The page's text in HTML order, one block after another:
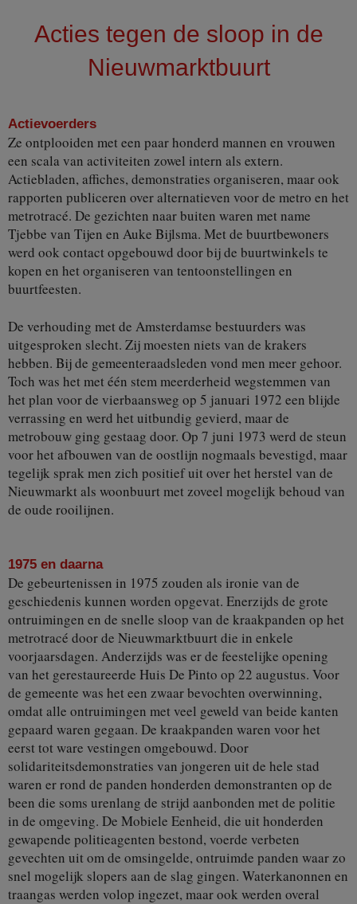
Acties tegen de sloop in de
Nieuwmarktbuurt
Actievoerders
Ze ontplooiden met een paar honderd mannen en vrouwen
een scala van activiteiten zowel intern als extern.
Actiebladen, affiches, demonstraties organiseren, maar ook
rapporten publiceren over alternatieven voor de metro en het
metrotracé. De gezichten naar buiten waren met name
Tjebbe van Tijen en Auke Bijlsma. Met de buurtbewoners
werd ook contact opgebouwd door bij de buurtwinkels te
kopen en het organiseren van tentoonstellingen en
buurtfeesten.
De verhouding met de Amsterdamse bestuurders was
uitgesproken slecht. Zij moesten niets van de krakers
hebben. Bij de gemeenteraadsleden vond men meer gehoor.
Toch was het met één stem meerderheid wegstemmen van
het plan voor de vierbaansweg op 5 januari 1972 een blijde
verrassing en werd het uitbundig gevierd, maar de
metrobouw ging gestaag door. Op 7 juni 1973 werd de steun
voor het afbouwen van de oostlijn nogmaals bevestigd, maar
tegelijk sprak men zich positief uit over het herstel van de
Nieuwmarkt als woonbuurt met zoveel mogelijk behoud van
de oude rooilijnen.
1975 en daarna
De gebeurtenissen in 1975 zouden als ironie van de
geschiedenis kunnen worden opgevat. Enerzijds de grote
ontruimingen en de snelle sloop van de kraakpanden op het
metrotracé door de Nieuwmarktbuurt die in enkele
voorjaarsdagen. Anderzijds was er de feestelijke opening
van het gerestaureerde Huis De Pinto op 22 augustus. Voor
de gemeente was het een zwaar bevochten overwinning,
omdat alle ontruimingen met veel geweld van beide kanten
gepaard waren gegaan. De kraakpanden waren voor het
eerst tot ware vestingen omgebouwd. Door
solidariteitsdemonstraties van jongeren uit de hele stad
waren er rond de panden honderden demonstranten op de
been die soms urenlang de strijd aanbonden met de politie
in de omgeving. De Mobiele Eenheid, die uit honderden
gewapende politieagenten bestond, voerde verbeten
gevechten uit om de omsingelde, ontruimde panden waar zo
snel mogelijk slopers aan de slag gingen. Waterkanonnen en
traangas werden volop ingezet, maar ook werden overal